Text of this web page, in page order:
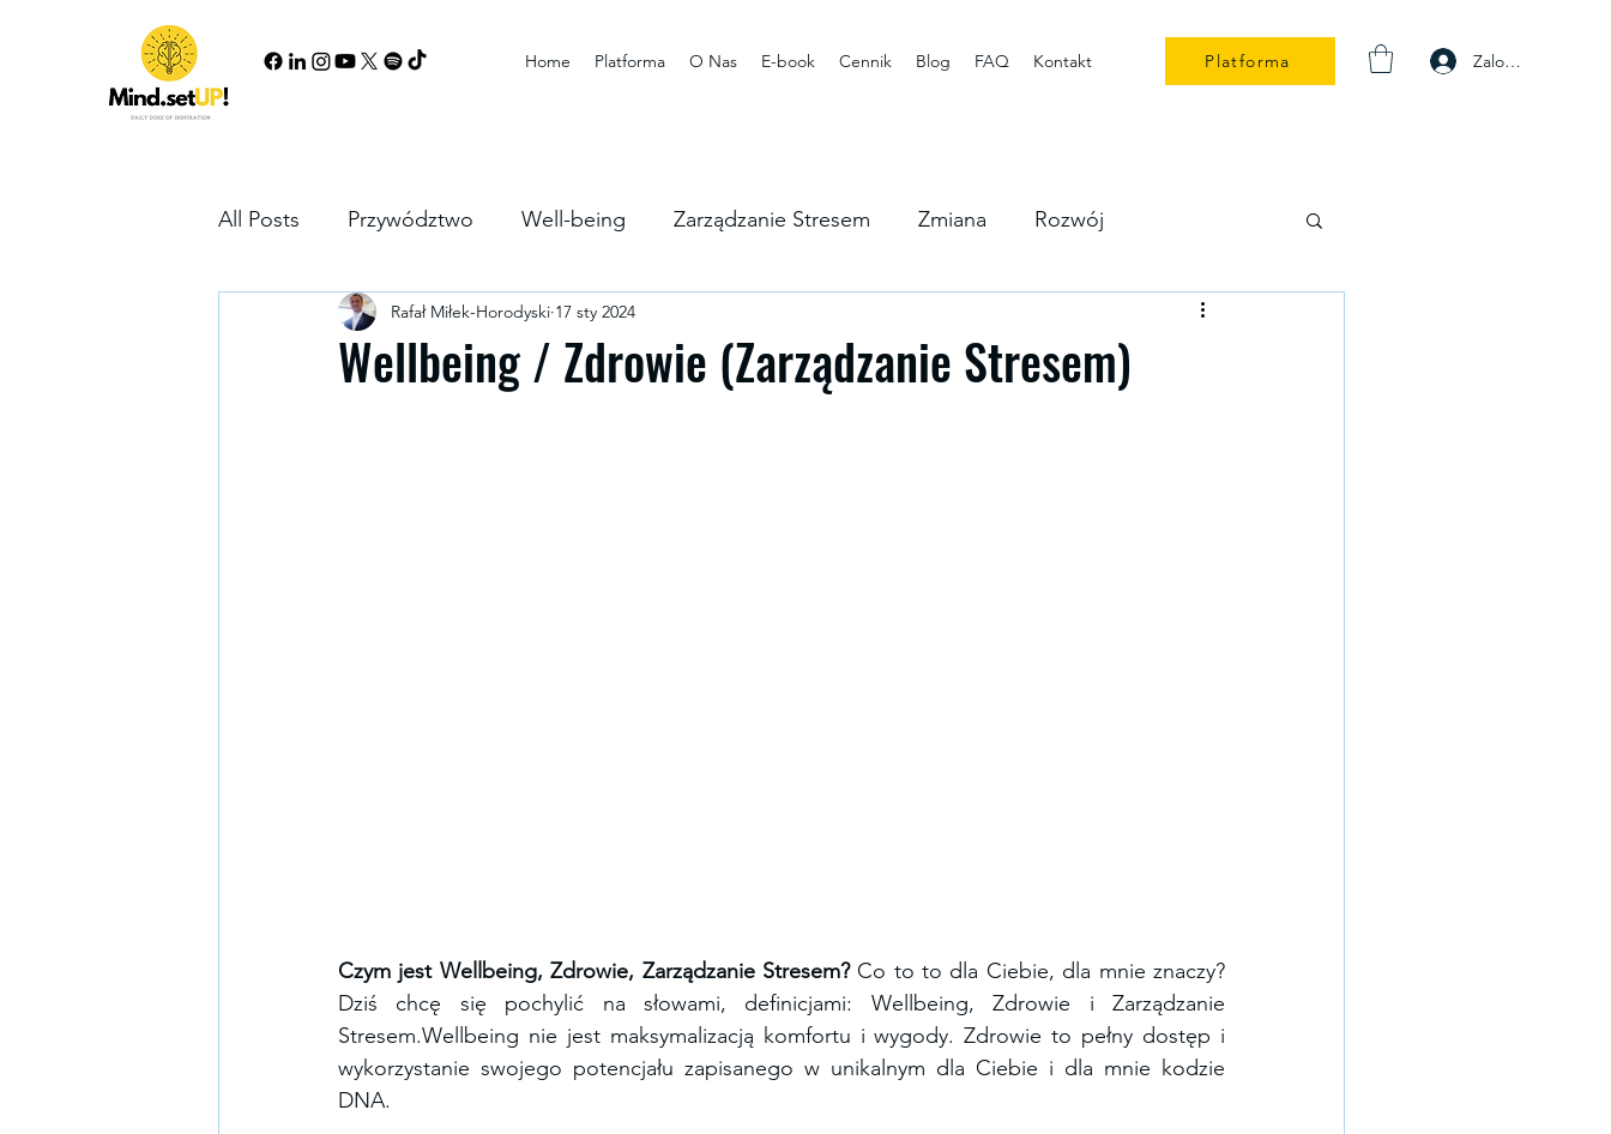
Home Platforma O Nas E-book Cennik Blog FAQ Kontakt Platforma Zaloguj się
All Posts Przywództwo Well-being Zarządzanie Stresem Zmiana Rozwój
Growth mindset Partnerstwa
Wellbeing / Zdrowie (Zarządzanie Stresem)
Rafał Miłek-Horodyski 17 sty 2024
Czym jest Wellbeing, Zdrowie, Zarządzanie Stresem? Co to to dla Ciebie, dla mnie znaczy?
Dziś chcę się pochylić na słowami, definicjami: Wellbeing, Zdrowie i Zarządzanie
Stresem.Wellbeing nie jest maksymalizacją komfortu i wygody. Zdrowie to pełny dostęp i
wykorzystanie swojego potencjału zapisanego w unikalnym dla Ciebie i dla mnie kodzie
DNA.